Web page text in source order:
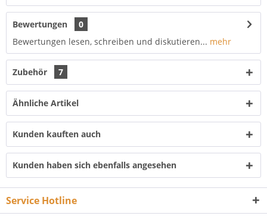
Bewertungen
0
Bewertungen lesen, schreiben und diskutieren... mehr
Zubehör 7
Ähnliche Artikel
Kunden kauften auch
Kunden haben sich ebenfalls angesehen
Service Hotline